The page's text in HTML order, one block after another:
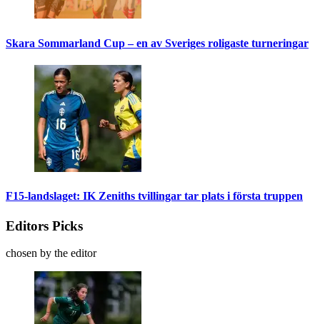
Skara Sommarland Cup – en av Sveriges roligaste turneringar
F15-landslaget: IK Zeniths tvillingar tar plats i första truppen
Editors Picks
chosen by the editor